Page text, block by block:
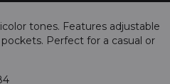
tones. Features adjustable
Perfect for a casual or